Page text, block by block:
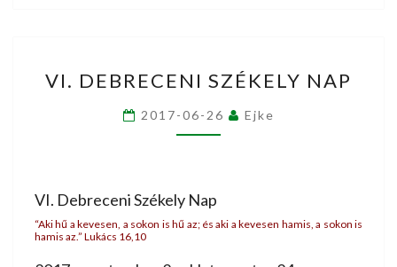
DEBRECENI
SZÉKELY
NAP
VI. DEBRECENI SZÉKELY NAP
2017-06-26 Ejke
VI. Debreceni Székely Nap
“Aki hű a kevesen, a sokon is hű az; és aki a kevesen hamis, a sokon is
hamis az.” Lukács 16,10